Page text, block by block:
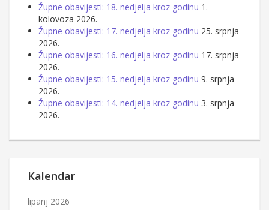
Župne obavijesti: 18. nedjelja kroz godinu 1.
kolovoza 2026.
Župne obavijesti: 17. nedjelja kroz godinu 25. srpnja
2026.
Župne obavijesti: 16. nedjelja kroz godinu 17. srpnja
2026.
Župne obavijesti: 15. nedjelja kroz godinu 9. srpnja
2026.
Župne obavijesti: 14. nedjelja kroz godinu 3. srpnja
2026.
Kalendar
lipanj 2026